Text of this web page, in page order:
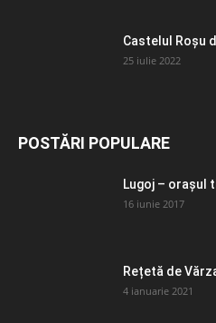
Castelul Roșu
25 iulie 2022
POSTĂRI POPULARE
Lugoj – orașul
16 iunie 2017
Rețetă de
4 ianuarie 2021